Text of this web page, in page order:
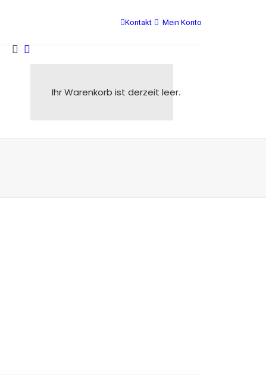
Kontakt Mein Konto
Ihr Warenkorb ist derzeit leer.